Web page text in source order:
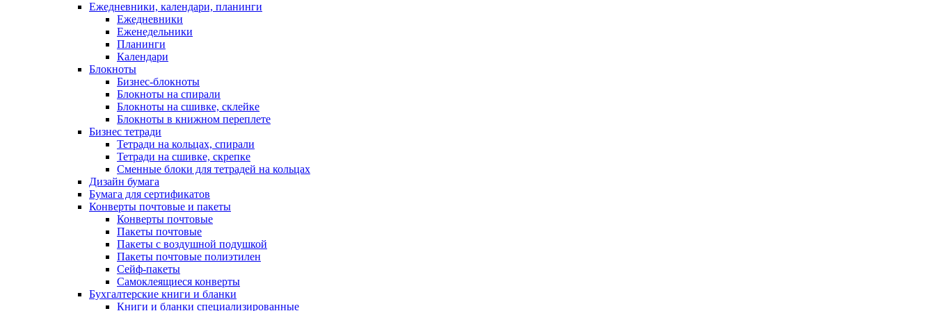
Ежедневники, календари, планинги
Ежедневники
Еженедельники
Планинги
Календари
Блокноты
Бизнес-блокноты
Блокноты на спирали
Блокноты на сшивке, склейке
Блокноты в книжном переплете
Бизнес тетради
Тетради на кольцах, спирали
Тетради на сшивке, скрепке
Сменные блоки для тетрадей на кольцах
Дизайн бумага
Бумага для сертификатов
Конверты почтовые и пакеты
Конверты почтовые
Пакеты почтовые
Пакеты с воздушной подушкой
Пакеты почтовые полиэтилен
Сейф-пакеты
Самоклеящиеся конверты
Бухгалтерские книги и бланки
Книги и бланки специализированные